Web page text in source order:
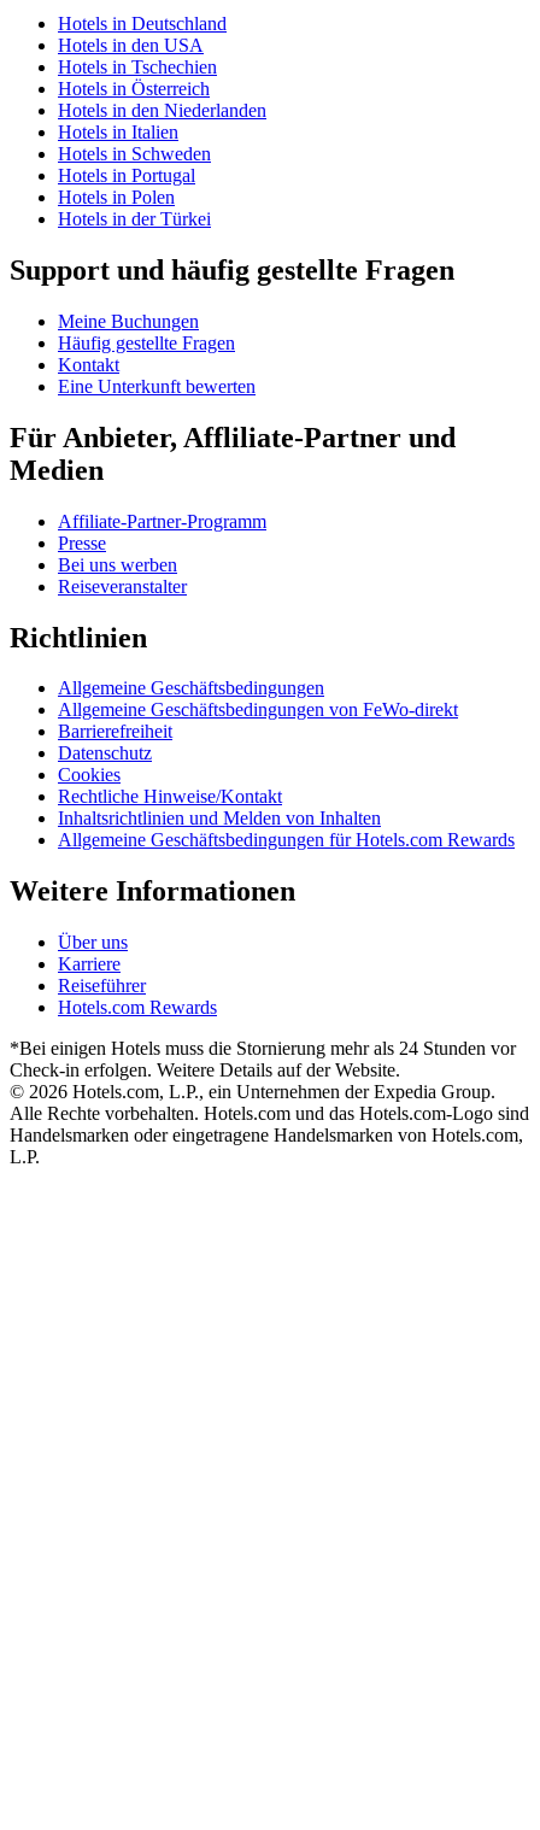
Hotels in Deutschland
Hotels in den USA
Hotels in Tschechien
Hotels in Österreich
Hotels in den Niederlanden
Hotels in Italien
Hotels in Schweden
Hotels in Portugal
Hotels in Polen
Hotels in der Türkei
Support und häufig gestellte Fragen
Meine Buchungen
Häufig gestellte Fragen
Kontakt
Eine Unterkunft bewerten
Für Anbieter, Affliliate-Partner und
Medien
Affiliate-Partner-Programm
Presse
Bei uns werben
Reiseveranstalter
Richtlinien
Allgemeine Geschäftsbedingungen
Allgemeine Geschäftsbedingungen von FeWo-direkt
Barrierefreiheit
Datenschutz
Cookies
Rechtliche Hinweise/Kontakt
Inhaltsrichtlinien und Melden von Inhalten
Allgemeine Geschäftsbedingungen für Hotels.com Rewards
Weitere Informationen
Über uns
Karriere
Reiseführer
Hotels.com Rewards
*Bei einigen Hotels muss die Stornierung mehr als 24 Stunden vor
Check-in erfolgen. Weitere Details auf der Website.
© 2026 Hotels.com, L.P., ein Unternehmen der Expedia Group.
Alle Rechte vorbehalten. Hotels.com und das Hotels.com-Logo sind
Handelsmarken oder eingetragene Handelsmarken von Hotels.com,
L.P.